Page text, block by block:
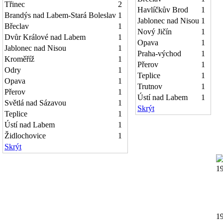
Třinec
2
Brandýs nad Labem-Stará Boleslav 1
Břeclav
1
Dvůr Králové nad Labem
1
Jablonec nad Nisou
1
Kroměříž
1
Odry
1
Opava
1
Přerov
1
Světlá nad Sázavou
1
Teplice
1
Ústí nad Labem
1
Židlochovice
1
Skrýt
Havlíčkův Brod
1
Jablonec nad Nisou 1
Nový Jičín
1
Opava
1
Praha-východ
1
Přerov
1
Teplice
1
Trutnov
1
Ústí nad Labem
1
Skrýt